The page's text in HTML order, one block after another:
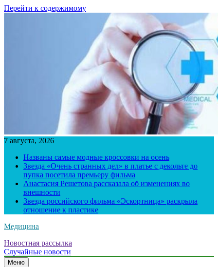
Перейти к содержимому
7 августа, 2026
Названы самые модные кроссовки на осень
Звезда «Очень странных дел» в платье с декольте до
пупка посетила премьеру фильма
Анастасия Решетова рассказала об изменениях во
внешности
Звезда российского фильма «Эскортница» раскрыла
отношение к пластике
Медицина
Новостная рассылка
Случайные новости
Меню